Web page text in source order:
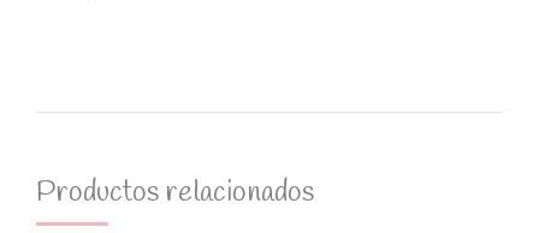
Productos relacionados